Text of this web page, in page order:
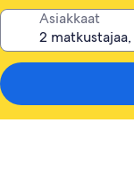
Asiakkaat